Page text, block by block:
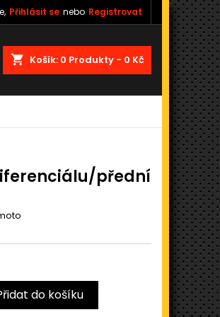
Přihlásit se nebo Registrovat
shopping_cart Košík: 0 Produkty - 0 Kč
přední
do košíku